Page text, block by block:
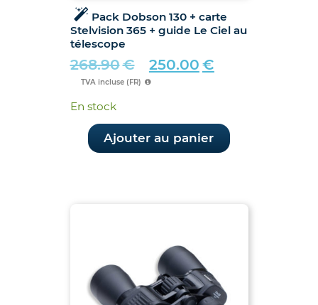
Pack Dobson 130 + carte
Stelvision 365 + guide Le Ciel au
télescope
268.90€
Le
prix
était :
268.90€.
250.00 €
Le
prix
est :
250.00€.
TVA incluse (FR)
En stock
Ajouter au panier